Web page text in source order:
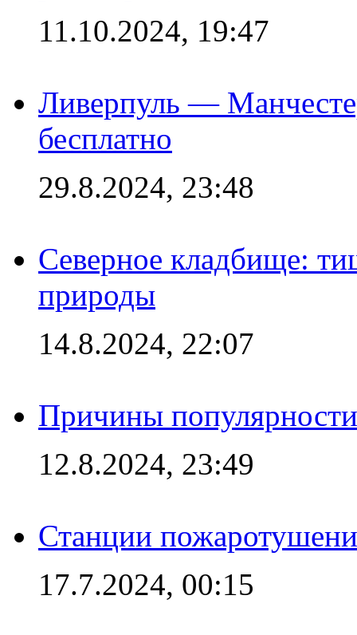
11.10.2024, 19:47
Ливерпуль —
бесплатно
29.8.2024, 23:48
Северное кладбище:
природы
14.8.2024, 22:07
Причины
12.8.2024, 23:49
Станции
17.7.2024, 00:15